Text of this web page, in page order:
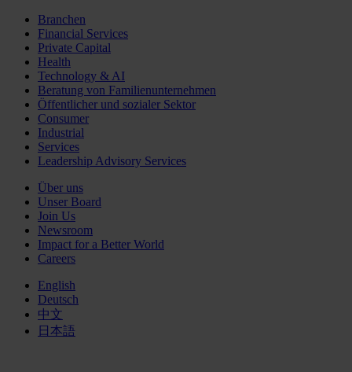
Branchen
Financial Services
Private Capital
Health
Technology & AI
Beratung von Familienunternehmen
Öffentlicher und sozialer Sektor
Consumer
Industrial
Services
Leadership Advisory Services
Über uns
Unser Board
Join Us
Newsroom
Impact for a Better World
Careers
English
Deutsch
中文
日本語